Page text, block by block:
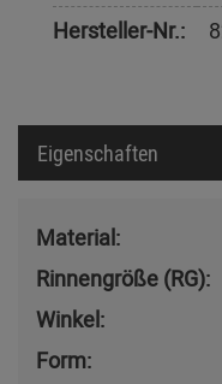
Hersteller-Nr.:
Eigenschaften
Material:
Rinnengröße (RG):
Winkel:
Form: